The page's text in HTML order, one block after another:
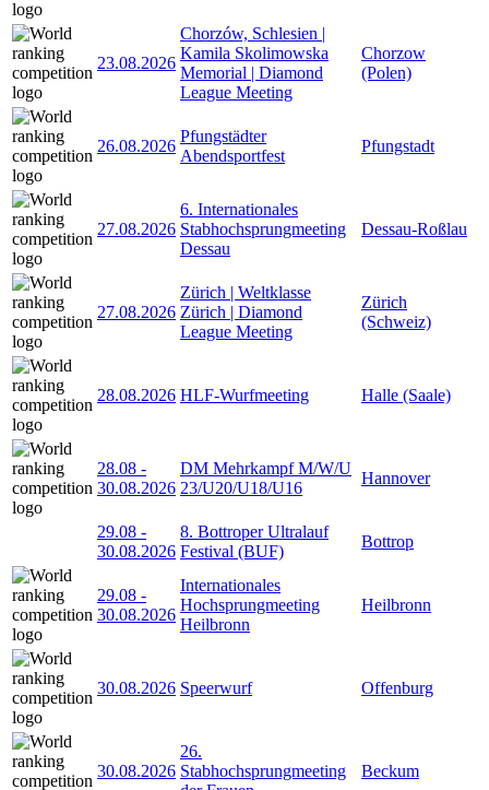
23.08.2026
Chorzów, Schlesien |
Kamila Skolimowska
Memorial | Diamond
League Meeting
Chorzow
(Polen)
26.08.2026
Pfungstädter
Abendsportfest
Pfungstadt
27.08.2026
6. Internationales
Stabhochsprungmeeting
Dessau
Dessau-Roßlau
27.08.2026
Zürich | Weltklasse
Zürich | Diamond
League Meeting
Zürich
(Schweiz)
28.08.2026 HLF-Wurfmeeting Halle (Saale)
28.08 -
30.08.2026
DM Mehrkampf M/W/U
23/U20/U18/U16
Hannover
29.08 -
30.08.2026
8. Bottroper Ultralauf
Festival (BUF)
Bottrop
29.08 -
30.08.2026
Internationales
Hochsprungmeeting
Heilbronn
Heilbronn
30.08.2026 Speerwurf Offenburg
30.08.2026
26.
Stabhochsprungmeeting
Beckum